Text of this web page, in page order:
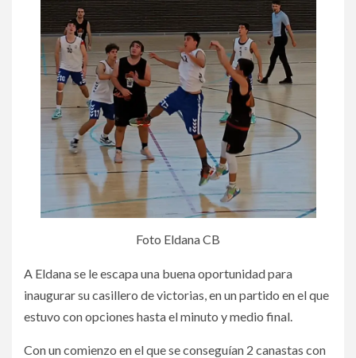
Foto Eldana CB
A Eldana se le escapa una buena oportunidad para
inaugurar su casillero de victorias, en un partido en el que
estuvo con opciones hasta el minuto y medio final.
Con un comienzo en el que se conseguían 2 canastas con